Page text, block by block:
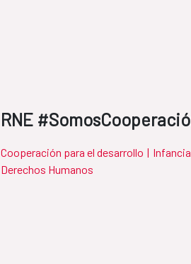
RNE
Cooperación para el desarrollo | Infancia
Derechos Humanos